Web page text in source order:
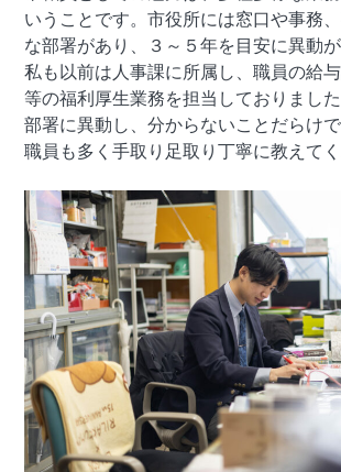
いうことです。市役所には窓口や事務
な部署があり、３～５年を目安に異動が
私も以前は人事課に所属し、職員の給
等の福利厚生業務を担当しておりまし
部署に異動し、分からないことだらけ
職員も多く手取り足取り丁寧に教えてく